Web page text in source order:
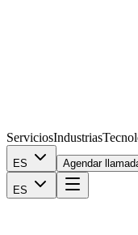
ServiciosIndustrias
ES Agendar
ES